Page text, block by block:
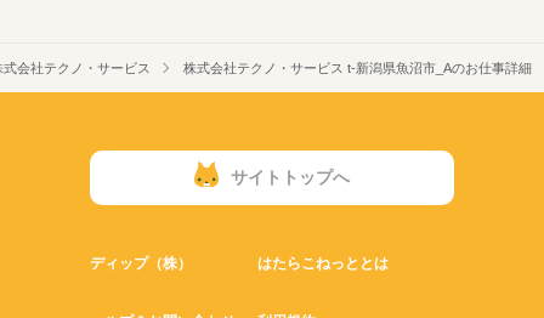
式会社テクノ・サービス 株式会社テクノ・サービス t-新潟県魚沼市_Aのお仕事詳細
サイトトップへ
ディップ（株） はたらこねっととは